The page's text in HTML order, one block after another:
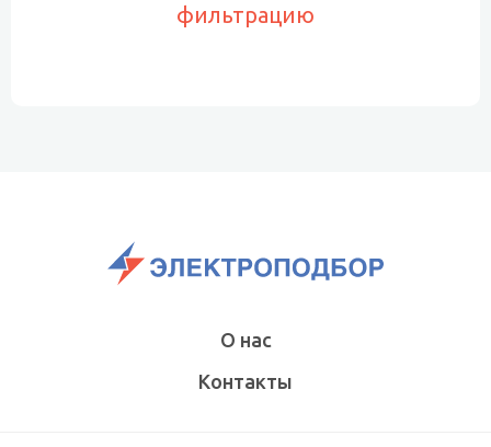
фильтрацию
О нас
Контакты